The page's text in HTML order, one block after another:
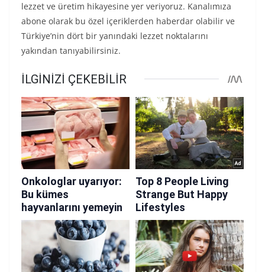
lezzet ve üretim hikayesine yer veriyoruz. Kanalımıza
abone olarak bu özel içeriklerden haberdar olabilir ve
Türkiye’nin dört bir yanındaki lezzet noktalarını
yakından tanıyabilirsiniz.